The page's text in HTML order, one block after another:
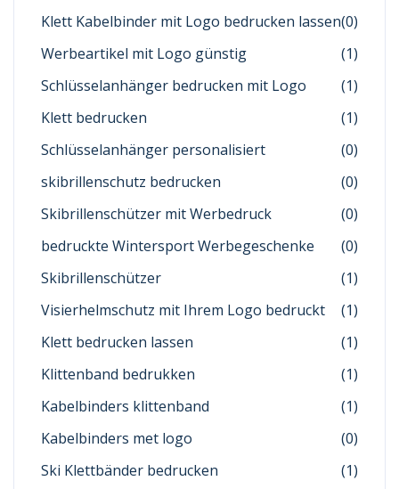
Klett Kabelbinder mit Logo bedrucken lassen(0)
Werbeartikel mit Logo günstig
(1)
Schlüsselanhänger bedrucken mit Logo
(1)
Klett bedrucken
(1)
Schlüsselanhänger personalisiert
(0)
skibrillenschutz bedrucken
(0)
Skibrillenschützer mit Werbedruck
(0)
bedruckte Wintersport Werbegeschenke
(0)
Skibrillenschützer
(1)
Visierhelmschutz mit Ihrem Logo bedruckt
(1)
Klett bedrucken lassen
(1)
Klittenband bedrukken
(1)
Kabelbinders klittenband
(1)
Kabelbinders met logo
(0)
Ski Klettbänder bedrucken
(1)